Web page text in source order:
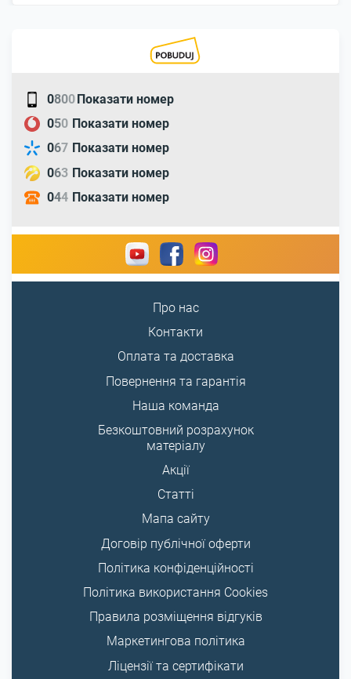
0800Показати номер
050 Показати номер
067 Показати номер
063 Показати номер
044 Показати номер
Про нас
Контакти
Оплата та доставка
Повернення та гарантія
Наша команда
Безкоштовний розрахунок
матеріалу
Акції
Статті
Мапа сайту
Договір публічної оферти
Політика конфіденційності
Політика використання Cookies
Правила розміщення відгуків
Маркетингова політика
Ліцензії та сертифікати